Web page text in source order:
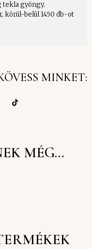
tekla gyöngy.
körül-belül 1450 db-ot
MINKET:
MÉG…